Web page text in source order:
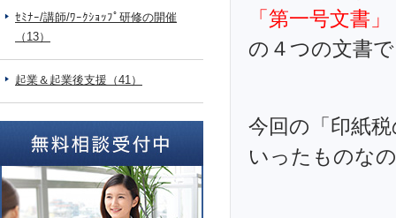
「第一号文書
の４つの文書
今回の「印紙
いったものな
ｾﾐﾅｰ/講師/ﾜｰｸｼｮｯﾌﾟ研修の開催
（13）
起業＆起業後支援（41）